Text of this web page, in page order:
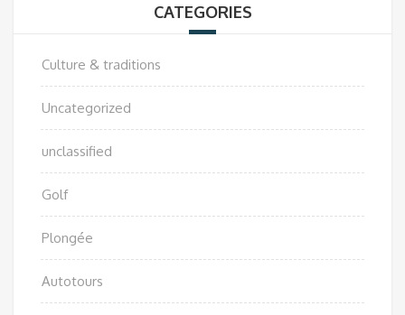
CATEGORIES
Culture & traditions
Uncategorized
unclassified
Golf
Plongée
Autotours